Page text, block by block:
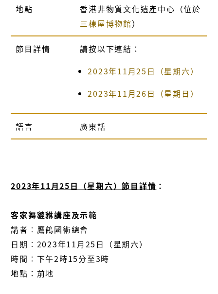
地點
香港非物質文化遺產中心（位於
三棟屋博物館）
節目詳情
請按以下連結：
2023年11月25日（星期六）
2023年11月26日（星期日）
語言 廣東話
2023年11月25日（星期六）節目詳情 ：
客家舞貔貅講座及示範
講者︰鷹鶴國術總會
日期︰2023年11月25日（星期六）
時間︰下午2時15分至3時
地點：前地